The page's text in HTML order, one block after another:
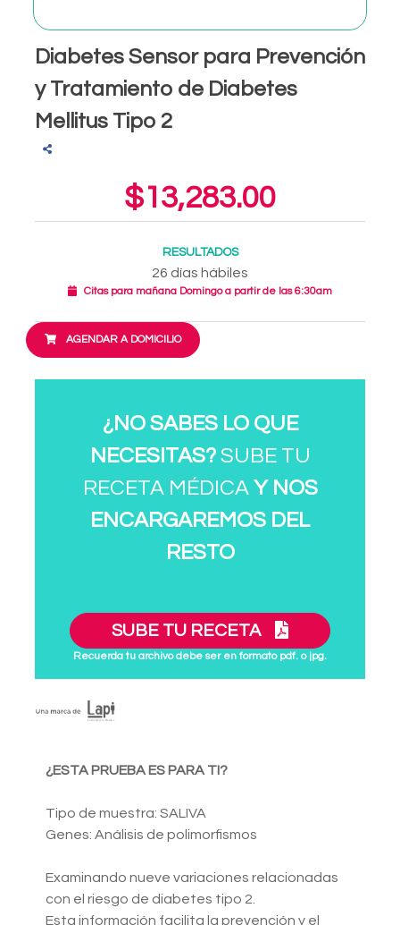
Diabetes Sensor para Prevención
y Tratamiento de Diabetes
Mellitus Tipo 2
$13,283.00
RESULTADOS
26 días hábiles
Citas para mañana Domingo a partir de las 6:30am
AGENDAR A DOMICILIO
¿NO SABES LO QUE
NECESITAS?SUBE TU
RECETA MÉDICA Y NOS
ENCARGAREMOS DEL
RESTO
SUBE TU RECETA
Recuerda tu archivo debe ser en formato pdf. o jpg.
¿ESTA PRUEBA ES PARA TI?
Tipo de muestra: SALIVA
Genes: Análisis de polimorfismos
Examinando nueve variaciones relacionadas
con el riesgo de diabetes tipo 2.
Esta información facilita la prevención y el